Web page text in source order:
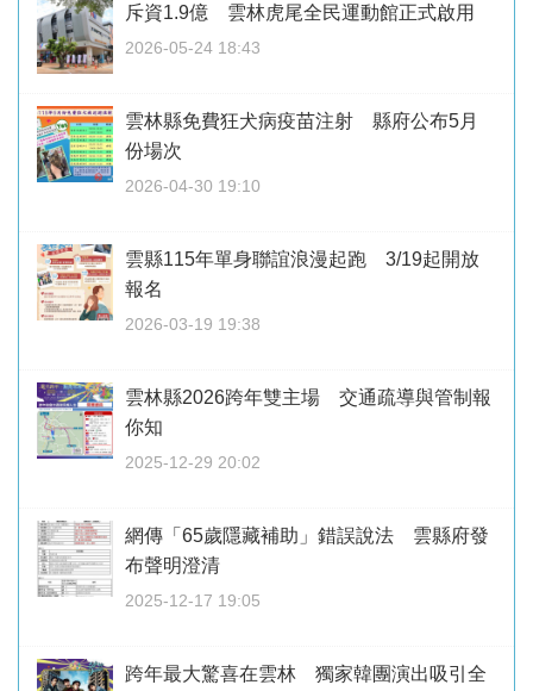
斥資1.9億 雲林虎尾全民運動館正式啟用
2026-05-24 18:43
雲林縣免費狂犬病疫苗注射 縣府公布5月
份場次
2026-04-30 19:10
雲縣115年單身聯誼浪漫起跑 3/19起開放
報名
2026-03-19 19:38
雲林縣2026跨年雙主場 交通疏導與管制報
你知
2025-12-29 20:02
網傳「65歲隱藏補助」錯誤說法 雲縣府發
布聲明澄清
2025-12-17 19:05
跨年最大驚喜在雲林 獨家韓團演出吸引全